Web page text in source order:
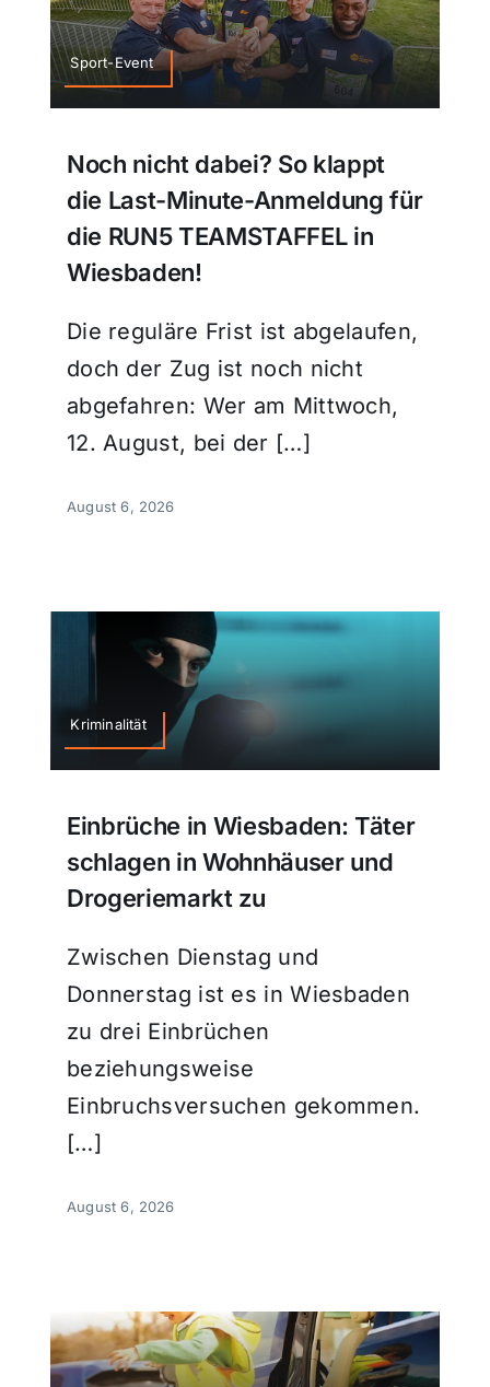
Sport-Event
Noch nicht dabei? So klappt
die Last-Minute-Anmeldung für
die RUN5 TEAMSTAFFEL in
Wiesbaden!
Die reguläre Frist ist abgelaufen,
doch der Zug ist noch nicht
abgefahren: Wer am Mittwoch,
12. August, bei der […]
August 6, 2026
Kriminalität
Einbrüche in Wiesbaden: Täter
schlagen in Wohnhäuser und
Drogeriemarkt zu
Zwischen Dienstag und
Donnerstag ist es in Wiesbaden
zu drei Einbrüchen
beziehungsweise
Einbruchsversuchen gekommen.
[…]
August 6, 2026